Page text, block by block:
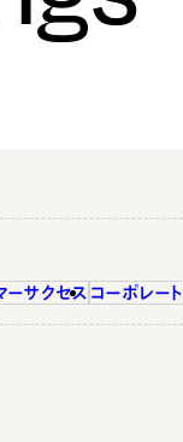
ーサクセス コーポレート